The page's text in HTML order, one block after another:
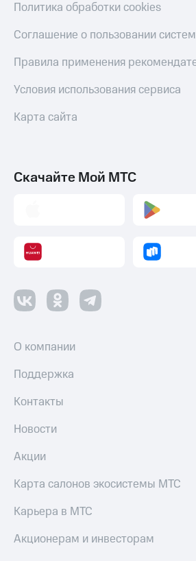
Политика обработки cookies
Соглашение о пользовании
Правила применения
Условия использования сервиса
Карта сайта
Скачайте Мой МТС
О компании
Поддержка
Контакты
Новости
Акции
Карта салонов экосистемы МТС
Карьера в МТС
Акционерам и инвесторам